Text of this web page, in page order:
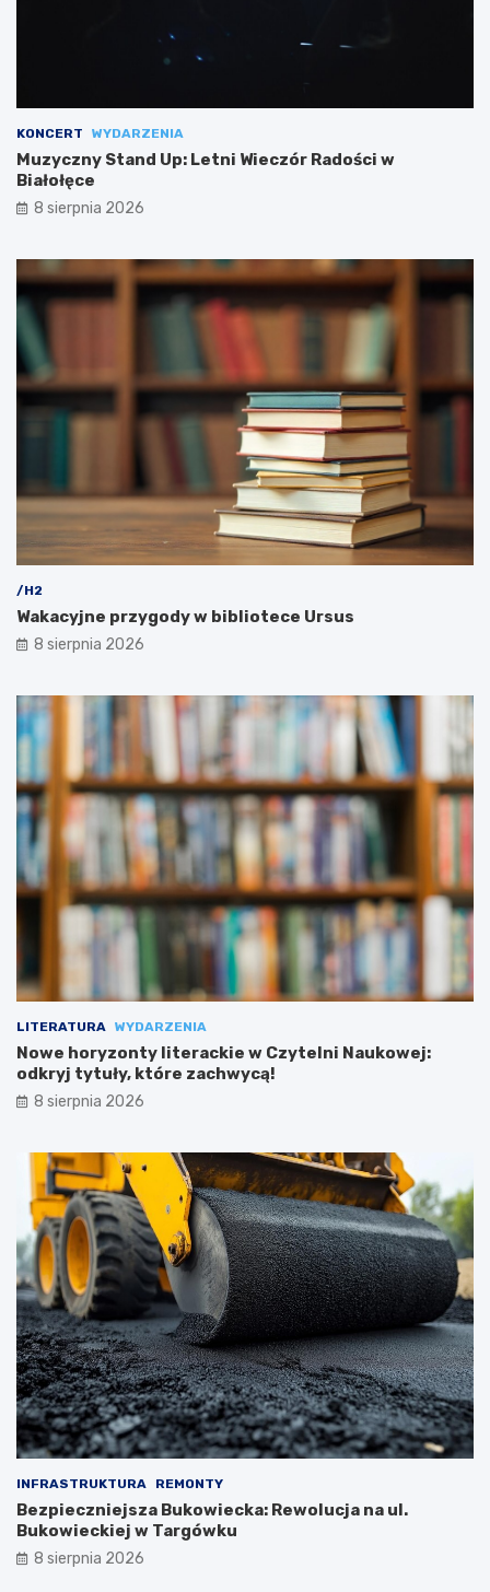
KONCERT WYDARZENIA
Muzyczny Stand Up: Letni Wieczór Radości w
Białołęce
8 sierpnia 2026
/H2
Wakacyjne przygody w bibliotece Ursus
8 sierpnia 2026
LITERATURA WYDARZENIA
Nowe horyzonty literackie w Czytelni Naukowej:
odkryj tytuły, które zachwycą!
8 sierpnia 2026
INFRASTRUKTURA REMONTY
Bezpieczniejsza Bukowiecka: Rewolucja na ul.
Bukowieckiej w Targówku
8 sierpnia 2026